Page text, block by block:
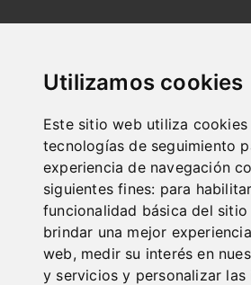
Utilizamos cookies
Este sitio web utiliza
tecnologías de seguimiento
experiencia de navegación
siguientes fines: para
funcionalidad básica del sitio
brindar una mejor
web, medir su interés en
y servicios y personalizar las
All
Madera